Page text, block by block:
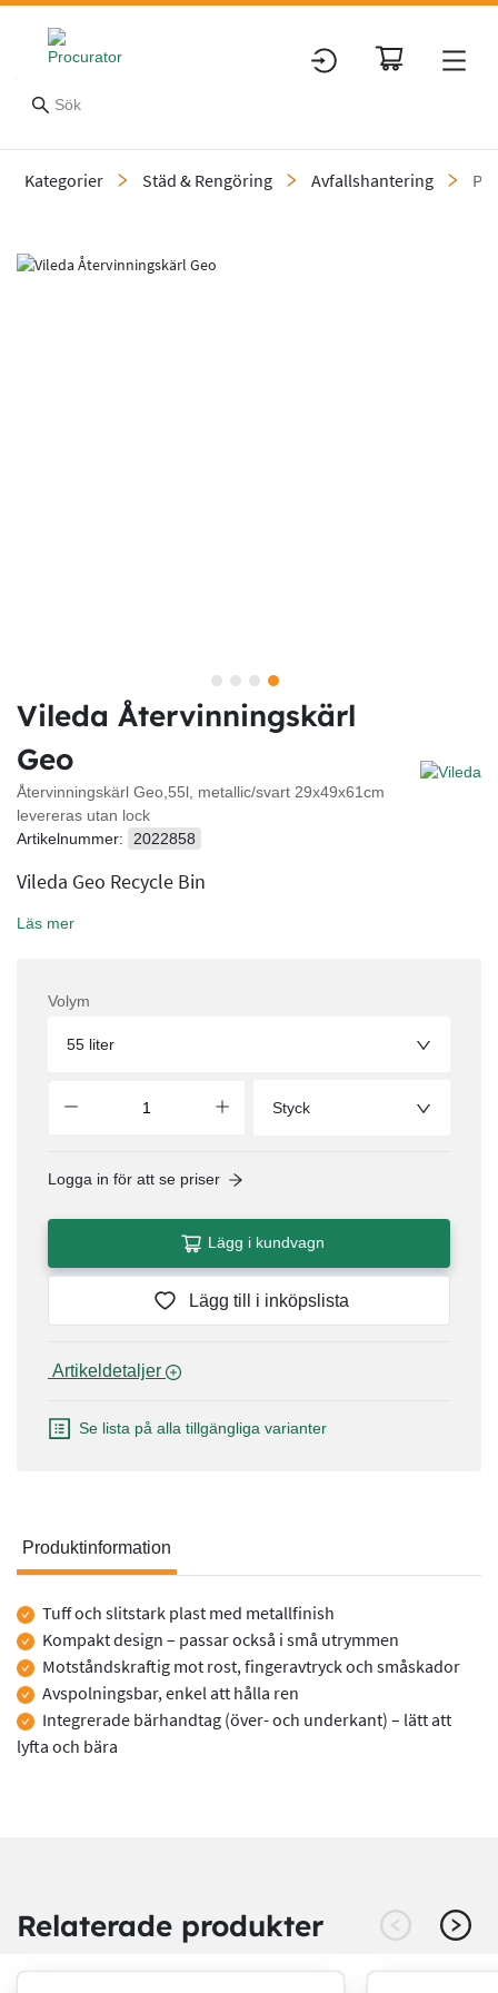
Kategorier Städ & Rengöring Avfallshantering
Slide 4 of 4
Vileda Återvinningskärl
Geo
Återvinningskärl Geo,55l, metallic/svart 29x49x61cm
levereras utan lock
Artikelnummer:
2022858
Vileda Geo Recycle Bin
Läs mer
Volym
55 liter
Styck
Logga in för att se priser
Lägg i kundvagn
Lägg till i inköpslista
Se lista på alla tillgängliga varianter
Produktinformation
Produktinformation
Tuff och slitstark plast med metallfinish
Kompakt design – passar också i små utrymmen
Motståndskraftig mot rost, fingeravtryck och småskador
Avspolningsbar, enkel att hålla ren
Integrerade bärhandtag (över- och underkant) – lätt att
lyfta och bära
Relaterade produkter